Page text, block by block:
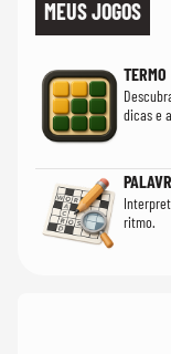
MEUS JOGOS
TERMO
dicas e
ritmo.